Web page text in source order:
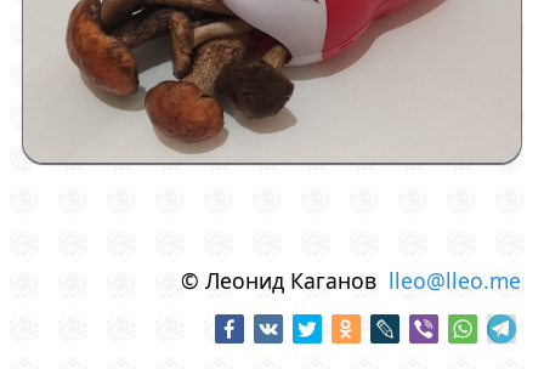
© Леонид Каганов lleo@lleo.me